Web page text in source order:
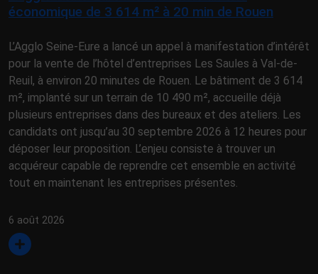
économique de 3 614 m² à 20 min de Rouen
L’Agglo Seine-Eure a lancé un appel à manifestation d’intérêt
pour la vente de l’hôtel d’entreprises Les Saules à Val-de-
Reuil, à environ 20 minutes de Rouen. Le bâtiment de 3 614
m², implanté sur un terrain de 10 490 m², accueille déjà
plusieurs entreprises dans des bureaux et des ateliers. Les
candidats ont jusqu’au 30 septembre 2026 à 12 heures pour
déposer leur proposition. L’enjeu consiste à trouver un
acquéreur capable de reprendre cet ensemble en activité
tout en maintenant les entreprises présentes.
6 août 2026